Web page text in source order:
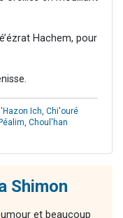
Hachem, pour
'Hazon Ich, Chi'ouré
, Choul'han
Shimon
et beaucoup